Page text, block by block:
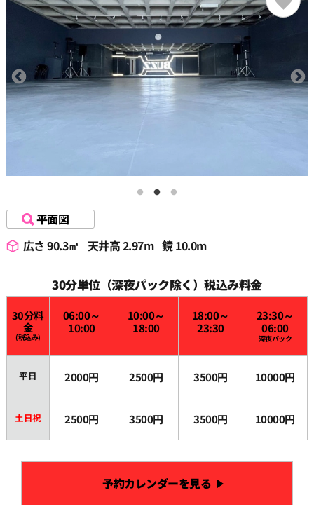
20:00
21:00
22:30
23:30
平面図
広さ 90.3㎡ 天井高 2.97m 鏡 10.0m
30分単位（深夜パック除く）税込み料金
30分料
金
(税込み)
06:00～
10:00
10:00～
18:00
18:00～
23:30
23:30～
06:00
深夜パック
平日 2000円 2500円 3500円 10000円
土日祝 2500円 3500円 3500円 10000円
予約カレンダーを見る